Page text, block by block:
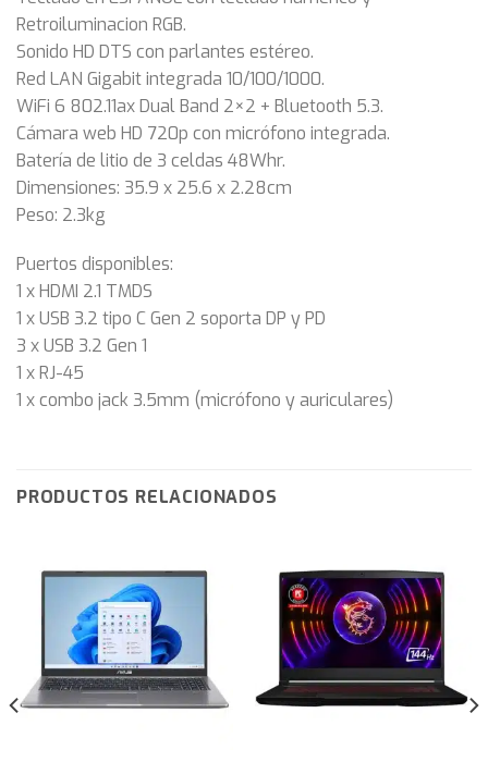
Retroiluminacion RGB.
Sonido HD DTS con parlantes estéreo.
Red LAN Gigabit integrada 10/100/1000.
WiFi 6 802.11ax Dual Band 2×2 + Bluetooth 5.3.
Cámara web HD 720p con micrófono integrada.
Batería de litio de 3 celdas 48Whr.
Dimensiones: 35.9 x 25.6 x 2.28cm
Peso: 2.3kg
Puertos disponibles:
1 x HDMI 2.1 TMDS
1 x USB 3.2 tipo C Gen 2 soporta DP y PD
3 x USB 3.2 Gen 1
1 x RJ-45
1 x combo jack 3.5mm (micrófono y auriculares)
PRODUCTOS RELACIONADOS